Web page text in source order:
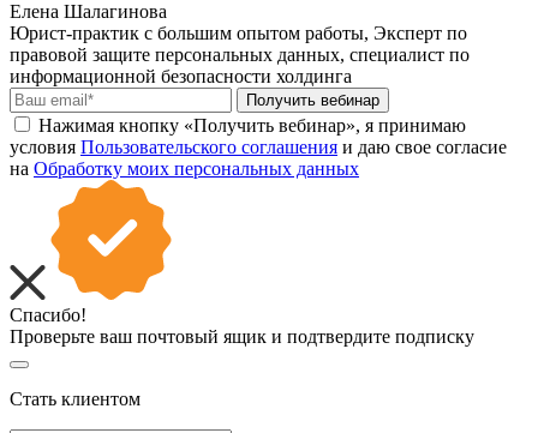
Елена Шалагинова
Юрист-практик с большим опытом работы, Эксперт по
правовой защите персональных данных, специалист по
информационной безопасности холдинга
Получить вебинар
Нажимая кнопку «Получить вебинар», я принимаю
условия Пользовательского соглашения и даю свое согласие
на Обработку моих персональных данных
Спасибо!
Проверьте ваш почтовый ящик и подтвердите подписку
Стать клиентом